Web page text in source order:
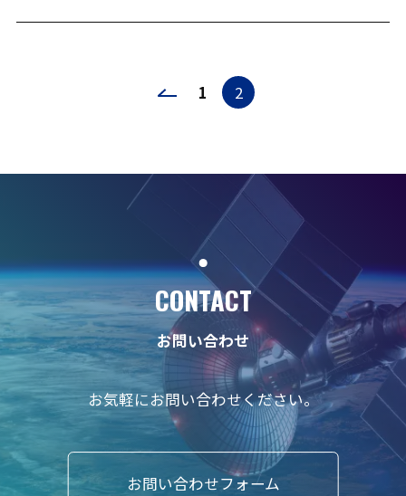
1 2
CONTACT
お問い合わせ
お気軽にお問い合わせください。
お問い合わせフォーム